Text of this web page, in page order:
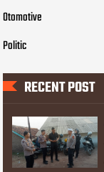
Otomotive
Politic
RECENT POST